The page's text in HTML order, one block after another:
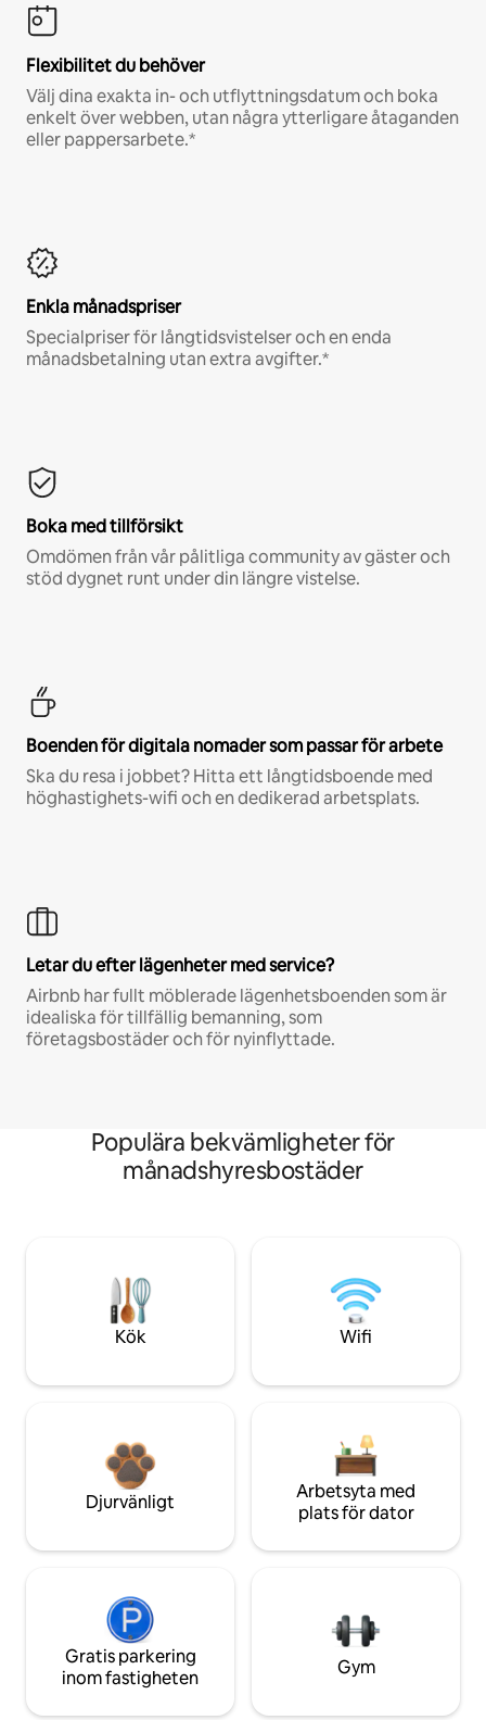
Flexibilitet du behöver
Välj dina exakta in- och utflyttningsdatum och boka
enkelt över webben, utan några ytterligare åtaganden
eller pappersarbete.*
Enkla månadspriser
Specialpriser för långtidsvistelser och en enda
månadsbetalning utan extra avgifter.*
Boka med tillförsikt
Omdömen från vår pålitliga community av gäster och
stöd dygnet runt under din längre vistelse.
Boenden för digitala nomader som passar för arbete
Ska du resa i jobbet? Hitta ett långtidsboende med
höghastighets-wifi och en dedikerad arbetsplats.
Letar du efter lägenheter med service?
Airbnb har fullt möblerade lägenhetsboenden som är
idealiska för tillfällig bemanning, som
företagsbostäder och för nyinflyttade.
Populära bekvämligheter för
månadshyresbostäder
Kök Wifi
Djurvänligt
Arbetsyta med
plats för dator
Gratis parkering
inom fastigheten
Gym